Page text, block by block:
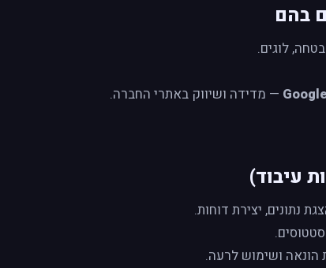
בהם
לוגים.
— מדידה ושיווק באתרי החברה.
עיבוד)
הונאה ושימוש לרעה.